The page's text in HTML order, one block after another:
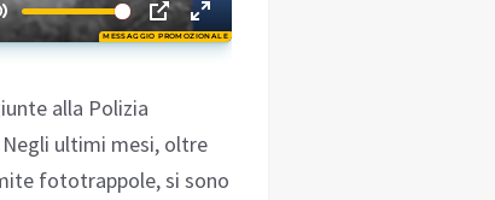
MESSAGGIO PROMOZIONALE
alla Polizia
Negli ultimi mesi, oltre
fototrappole, si sono